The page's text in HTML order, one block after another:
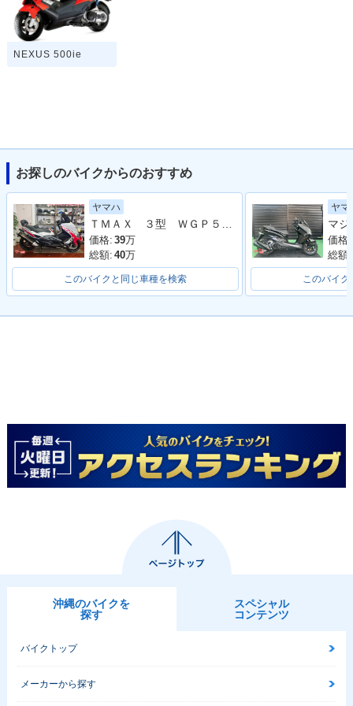
NEXUS 500ie
お探しのバイクからのおすすめ
ヤマハ
ＴＭＡＸ ３型 ＷＧＰ５０ｔｈ Ａｎｎｉｖｅｒｓａｒｙ Ｅｄｉｔｉｏｎ リアＢＯＸ＆バックレスト ＥＴＣ
価格: 39万
総額: 40万
このバイクと同じ車種を検索
ヤマ
価格:
総額:
このバイク
沖縄のバイクを
探す
スペシャル
コンテンツ
バイクトップ
メーカーから探す